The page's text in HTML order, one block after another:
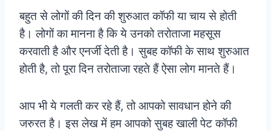
बहुत से लोगों की दिन की शुरुआत कॉफी या चाय से होती
है। लोगों का मानना है कि ये उनको तरोताजा महसूस
करवाती है और एनर्जी देती है। सुबह कॉफी के साथ शुरुआत
होती है, तो पूरा दिन तरोताजा रहते हैं ऐसा लोग मानते हैं।
आप भी ये गलती कर रहे हैं, तो आपको सावधान होने की
जरुरत है। इस लेख में हम आपको सुबह खाली पेट कॉफी